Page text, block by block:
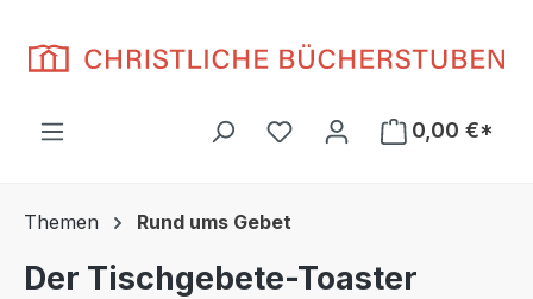
Du hast 0 Produkte auf
0,00 €*
Themen Rund ums Gebet
Der Tischgebete-Toaster